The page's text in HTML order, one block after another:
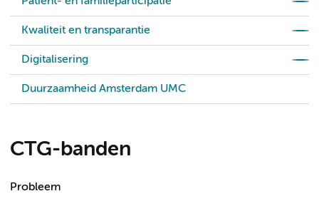
Kwaliteit en transparantie
Digitalisering
Duurzaamheid Amsterdam UMC
CTG-banden
Probleem